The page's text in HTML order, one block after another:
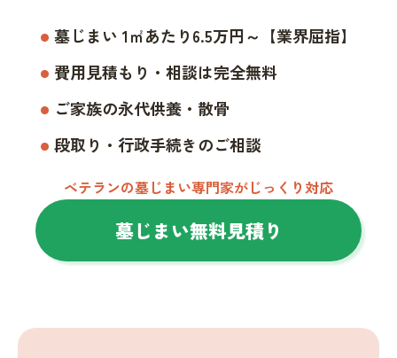
墓じまい 1㎡あたり6.5万円～【業界屈指】
費用見積もり・相談は完全無料
ご家族の永代供養・散骨
段取り・行政手続きのご相談
ベテランの墓じまい専門家がじっくり対応
墓じまい無料見積り